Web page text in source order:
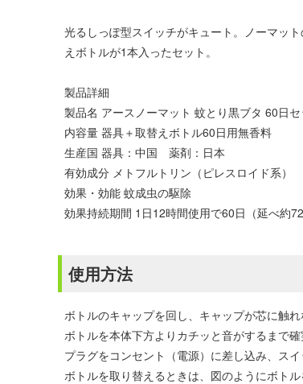
光るしっぽ型スイッチがキュート。ノーマッ
えボトルが1本入ったセット。
製品詳細
製品名 アースノーマット 蚊とり黒ブタ 60日セ
内容量 器具＋取替えボトル60日用無香料
生産国 器具：中国 薬剤：日本
有効成分 メトフルトリン（ピレスロイド系）
効果・効能 蚊成虫の駆除
効果持続期間 1日12時間使用で60日（延べ約
使用方法
ボトルのキャップを回し、キャップが芯に触
ボトルを本体下方よりカチッと音がするまで確
プラグをコンセント（電源）に差し込み、スイ
ボトルを取り替えるときは、図のようにボト